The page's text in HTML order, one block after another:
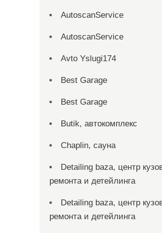
AutoscanService
AutoscanService
Avto Yslugi174
Best Garage
Best Garage
Butik, автокомплекс
Chaplin, сауна
Detailing baza, центр
ремонта и детейлинга
Detailing baza, центр
ремонта и детейлинга